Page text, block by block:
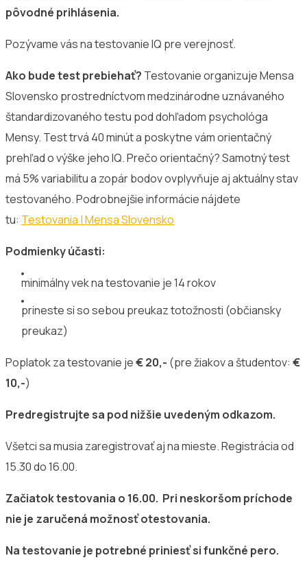
pôvodné prihlásenia.
Pozývame vás na testovanie IQ pre verejnosť.
Ako bude test prebiehať? Testovanie organizuje Mensa
Slovensko prostredníctvom medzinárodne uznávaného
štandardizovaného testu pod dohľadom psychológa
Mensy. Test trvá 40 minút a poskytne vám orientačný
prehľad o výške jeho IQ. Prečo orientačný? Samotný test
má 5% variabilitu a zopár bodov ovplyvňuje aj aktuálny stav
testovaného. Podrobnejšie informácie nájdete
tu: Testovania | Mensa Slovensko
Podmienky účasti:
minimálny vek na testovanie je 14 rokov
prineste si so sebou preukaz totožnosti (občiansky
preukaz)
Poplatok za testovanie je€ 20,- (pre žiakov a študentov: €
10,-)
Predregistrujte sa pod nižšie uvedeným odkazom.
Všetci sa musia zaregistrovať aj na mieste. Registrácia od
15.30 do 16.00.
Začiatok testovania o 16.00. Pri neskoršom príchode
nie je zaručená možnosť otestovania.
Na testovanie je potrebné priniesť si funkčné pero.